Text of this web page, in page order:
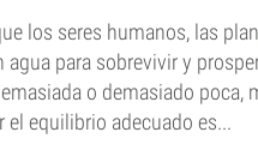
los seres humanos, las
agua para sobrevivir y
o demasiado poca,
el equilibrio adecuado es...